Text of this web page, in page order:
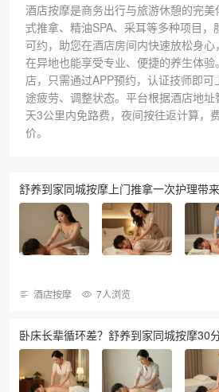
酒店按摩是商务出行与旅游休憩的完
式推拿、精油SPA、采耳等多种项目
可约，助您在酒店房间内快速放松身
在异地也能享受专业、便捷的养生体
店，只需通过APP预约，认证技师即
途疲劳、调整状态。平台根据酒店地
天3公里内免路费，夜间按往返计算，
价。
舒养到家同城按摩上门推拿一次护理带
酒店按摩 7人浏览
卧床长辈循环差？舒养到家同城按摩30